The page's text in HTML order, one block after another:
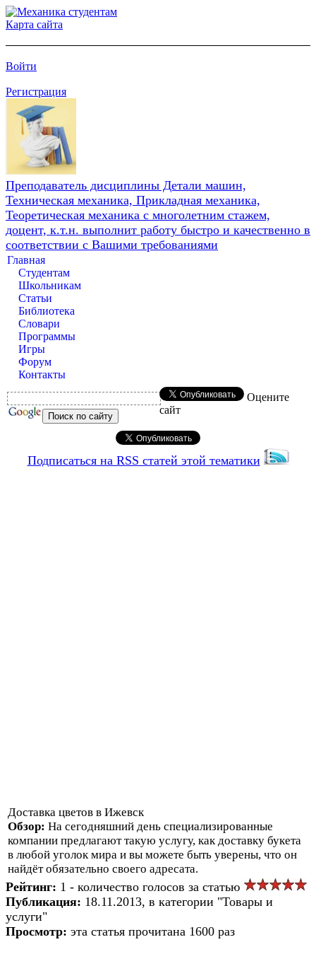
Карта сайта
Войти
Регистрация
Преподаватель дисциплины Детали машин,
Техническая механика, Прикладная механика,
Теоретическая механика с многолетним стажем,
доцент, к.т.н. выполнит работу быстро и качественно в
соответствии с Вашими требованиями
Главная
Студентам
Школьникам
Статьи
Библиотека
Словари
Программы
Игры
Форум
Контакты
Оцените
сайт
Подписаться на RSS статей этой тематики
Доставка цветов в Ижевск
Обзор: На сегодняшний день специализированные
компании предлагают такую услугу, как доставку букета
в любой уголок мира и вы можете быть уверены, что он
найдёт обязательно своего адресата.
Рейтинг: 1 - количество голосов за статью
Публикация: 18.11.2013, в категории "Товары и
услуги"
Просмотр: эта статья прочитана 1600 раз